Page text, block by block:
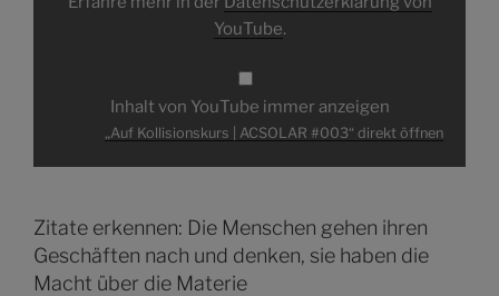
YouTube.
Inhalt von YouTube immer anzeigen
„Auf Kollisionskurs | ACSOLAR #003“ direkt öffnen
Zitate erkennen: Die Menschen gehen ihren
Geschäften nach und denken, sie haben die
Macht über die Materie